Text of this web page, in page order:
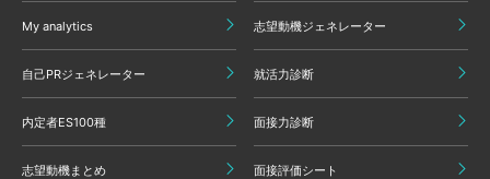
My analytics 志望動機ジェネレーター
自己PRジェネレーター 就活力診断
内定者ES100種 面接力診断
志望動機まとめ 面接評価シート